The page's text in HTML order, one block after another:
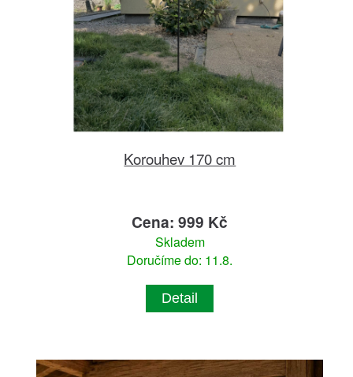
Korouhev 170 cm
Cena: 999 Kč
Skladem
Doručíme do: 11.8.
Detail